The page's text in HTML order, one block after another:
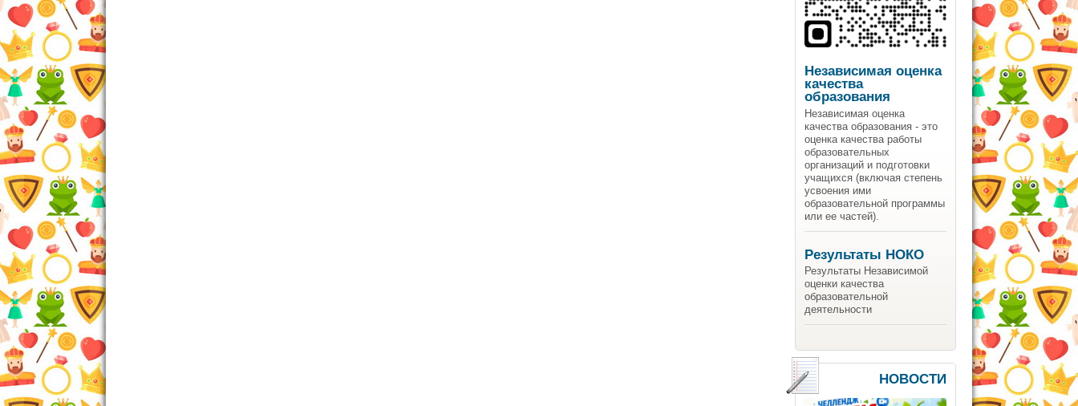
Независимая оценка
качества
образования
Независимая оценка
качества образования - это
оценка качества работы
образовательных
организаций и подготовки
учащихся (включая степень
усвоения ими
образовательной программы
или ее частей).
Результаты НОКО
Результаты Независимой
оценки качества
образовательной
деятельности
НОВОСТИ